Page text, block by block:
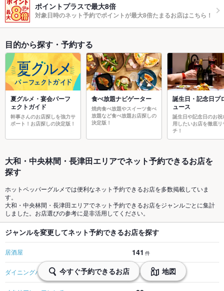
ポイントプラスで最大8倍
対象日時のネット予約でポイントが最大8倍たまるお店はこちら！
目的から探す・予約する
夏グルメ・宴会パーフ
ェクトガイド
幹事さんのお店探しを強力サ
ポート！お店探しの決定版！
食べ放題ナビゲーター
焼肉食べ放題やスイーツ食べ
放題など食べ放題お店探しの
決定版！
誕生日・記念日プ
ュース
誕生日や記念日のお祝
用したいお店を徹底リ
チ！
大和・中央林間・長津田エリアでネット予約できるお店を
探す
ホットペッパーグルメでは便利なネット予約できるお店を多数掲載していま
す。
大和・中央林間・長津田エリアでネット予約できるお店をジャンルごとに集計
しました。お店選びの参考に是非活用してください。
ジャンルを変更してネット予約できるお店を探す
居酒屋 141 件
ダイニングバー・バル 31
今すぐ予約できるお店 地図